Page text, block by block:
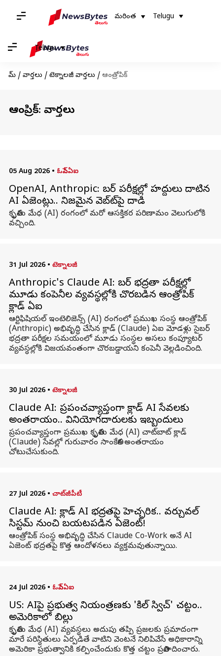
మరింత Telugu
Telugu
హోమ్ / వార్తలు / టెక్నాలజీ వార్తలు / ఆంత్రోపిక్
ఆంత్రోపిక్: వార్తలు
05 Aug 2026 • ఓపెన్ఏఐ
OpenAI, Anthropic: సైబర్ పరీక్షల్లో హద్దులు దాటిన
AI ఏజెంట్లు.. నిజమైన వెబ్‌సైట్‌పై దాడి
కృత్రిమ మేధ (AI) రంగంలో మరో ఆసక్తికర పరిణామం వెలుగులోకి
వచ్చింది.
31 Jul 2026 • టెక్నాలజీ
Anthropic's Claude AI: సైబర్ భద్రతా పరీక్షల్లో
మూడు కంపెనీల వ్యవస్థల్లోకి చొరబడిన ఆంత్రోపిక్
క్లాడ్ ఏఐ
ఆర్టిఫిషియల్ ఇంటెలిజెన్స్ (AI) రంగంలో ప్రముఖ సంస్థ ఆంత్రోపిక్
(Anthropic) అభివృద్ధి చేసిన క్లాడ్ (Claude) ఏఐ మోడళ్లు సైబర్
భద్రతా పరీక్షల సమయంలో మూడు సంస్థల అసలు కంప్యూటర్
వ్యవస్థల్లోకి విజయవంతంగా చొరబడ్డాయని కంపెనీ వెల్లడించింది.
30 Jul 2026 • టెక్నాలజీ
Claude AI: ప్రపంచవ్యాప్తంగా క్లాడ్ AI సేవలకు
అంతరాయం.. వినియోగదారులకు ఇబ్బందులు
ప్రపంచవ్యాప్తంగా ప్రముఖ కృత్రిమ మేధ (AI) చాట్‌బాట్ క్లాడ్
(Claude) సేవల్లో గురువారం సాంకేతిక అంతరాయం
చోటుచేసుకుంది.
27 Jul 2026 • చాట్‌జీపీటీ
Claude AI: క్లాడ్ AI భద్రతపై హెచ్చరిక.. వర్చువల్
సిస్టమ్ నుంచి బయటపడిన ఏజెంట్!
ఆంత్రోపిక్ సంస్థ అభివృద్ధి చేసిన Claude Co-Work అనే AI
ఏజెంట్ భద్రతపై కొత్త ఆందోళనలు వ్యక్తమవుతున్నాయి.
24 Jul 2026 • ఓపెన్ఏఐ
US: AIపై ప్రభుత్వ నియంత్రణకు 'కిల్ స్విచ్' చట్టం..
అమెరికాలో బిల్లు
కృత్రిమ మేధ (AI) వ్యవస్థలు అదుపు తప్పి ప్రజలకు ప్రమాదంగా
మారే పరిస్థితులు ఏర్పడితే వాటిని వెంటనే నిలిపివేసే అధికారాన్ని
అమెరికా ప్రభుత్వానికి కల్పించేందుకు కొత్త చట్టం ప్రతిపాదించారు.